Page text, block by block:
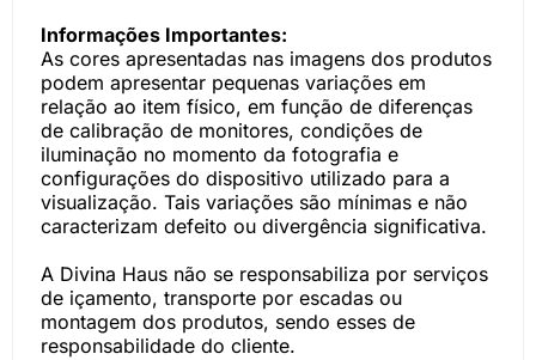
Informações Importantes:
As cores apresentadas nas imagens dos produtos
podem apresentar pequenas variações em
relação ao item físico, em função de diferenças
de calibração de monitores, condições de
iluminação no momento da fotografia e
configurações do dispositivo utilizado para a
visualização. Tais variações são mínimas e não
caracterizam defeito ou divergência significativa.
A Divina Haus não se responsabiliza por serviços
de içamento, transporte por escadas ou
montagem dos produtos, sendo esses de
responsabilidade do cliente.